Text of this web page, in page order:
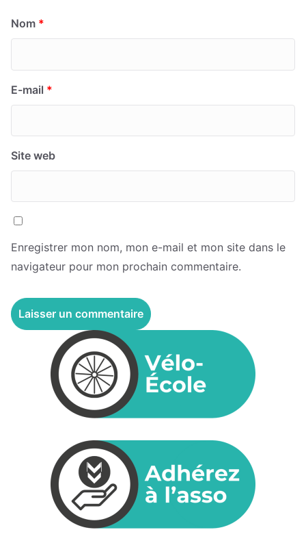
Nom *
E-mail *
Site web
Enregistrer mon nom, mon e-mail et mon site dans le
navigateur pour mon prochain commentaire.